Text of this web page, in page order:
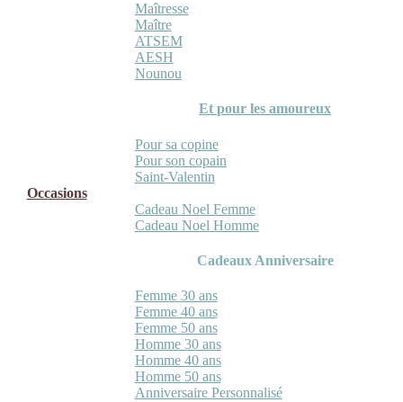
Maîtresse
Maître
ATSEM
AESH
Nounou
Et pour les amoureux
Pour sa copine
Pour son copain
Saint-Valentin
Occasions
Cadeau Noel Femme
Cadeau Noel Homme
Cadeaux Anniversaire
Femme 30 ans
Femme 40 ans
Femme 50 ans
Homme 30 ans
Homme 40 ans
Homme 50 ans
Anniversaire Personnalisé